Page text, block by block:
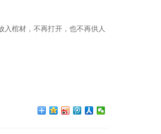
入棺材，不再打开，也不再供人